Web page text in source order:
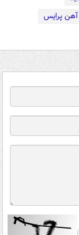
پرایس